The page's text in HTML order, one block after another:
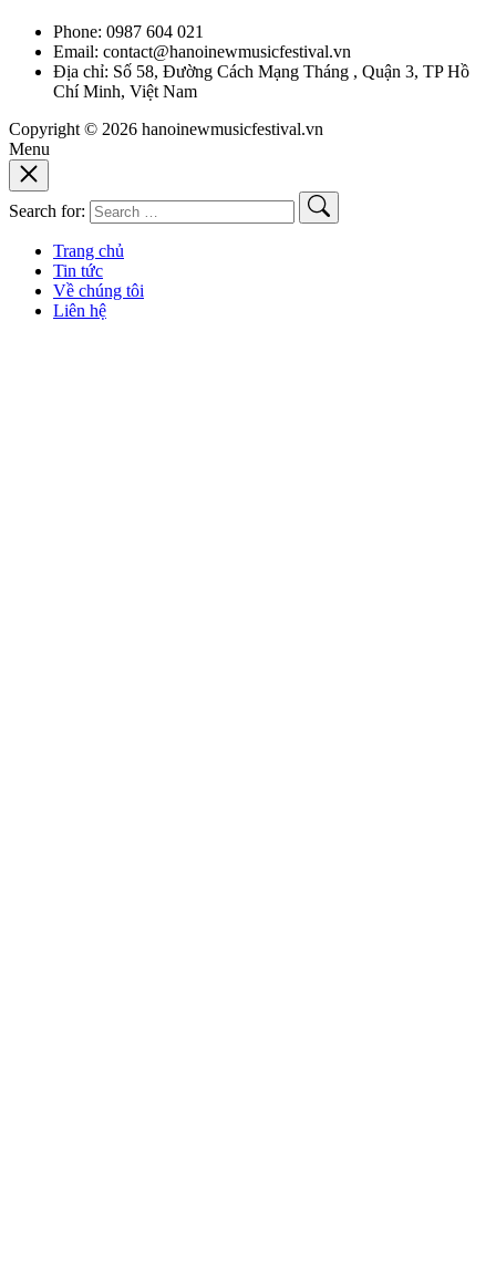
Phone: 0987 604 021
Email: contact@hanoinewmusicfestival.vn
Địa chỉ: Số 58, Đường Cách Mạng Tháng , Quận 3, TP Hồ
Chí Minh, Việt Nam
Copyright © 2026 hanoinewmusicfestival.vn
Menu
Search for:
Trang chủ
Tin tức
Về chúng tôi
Liên hệ